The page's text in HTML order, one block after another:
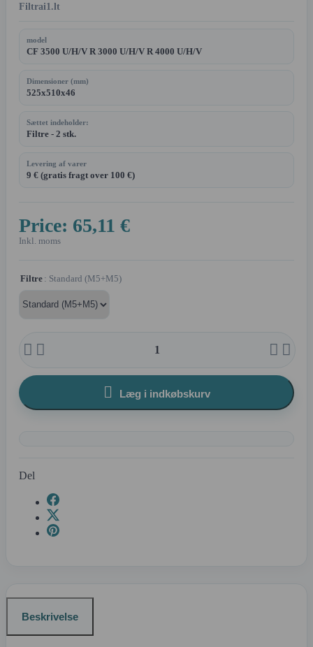
Filtrai1.lt
model
CF 3500 U/H/V R 3000 U/H/V R 4000 U/H/V
Dimensioner (mm)
525x510x46
Sættet indeholder:
Filtre - 2 stk.
Levering af varer
9 € (gratis fragt over 100 €)
Price: 65,11 €
Inkl. moms
Filtre : Standard (M5+M5)
   
 Læg i indkøbskurv
Del
Beskrivelse